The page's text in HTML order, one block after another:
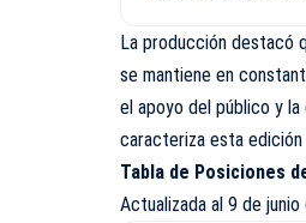
La producción destacó
se mantiene en
el apoyo del público y
caracteriza esta edición
Tabla de Posiciones
Actualizada al 9 de junio